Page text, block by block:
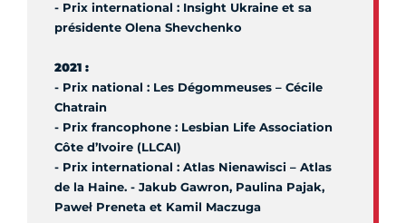
- Prix international : Insight Ukraine et sa
présidente Olena Shevchenko
2021 :
- Prix national : Les Dégommeuses – Cécile
Chatrain
- Prix francophone : Lesbian Life Association
Côte d’Ivoire (LLCAI)
- Prix international : Atlas Nienawisci – Atlas
de la Haine. - Jakub Gawron, Paulina Pajak,
Paweł Preneta et Kamil Maczuga